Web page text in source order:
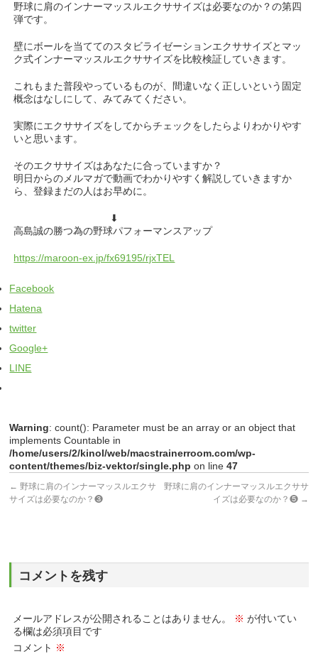
野球に肩のインナーマッスルエクササイズは必要なのか？の第四
弾です。
壁にボールを当ててのスタビライゼーションエクササイズとマッ
ク式インナーマッスルエクササイズを比較検証していきます。
これもまた普段やっているものが、間違いなく正しいという固定
概念はなしにして、みてみてください。
実際にエクササイズをしてからチェックをしたらよりわかりやす
いと思います。
そのエクササイズはあなたに合っていますか？
明日からのメルマガで動画でわかりやすく解説していきますか
ら、登録まだの人はお早めに。
⬇︎
高島誠の勝つ為の野球パフォーマンスアップ
https://maroon-ex.jp/fx69195/rjxTEL
Facebook
Hatena
twitter
Google+
LINE
Warning: count(): Parameter must be an array or an object that
implements Countable in
/home/users/2/kinol/web/macstrainerroom.com/wp-
content/themes/biz-vektor/single.php on line47
← 野球に肩のインナーマッスルエクサ
サイズは必要なのか？❸
野球に肩のインナーマッスルエクササ
イズは必要なのか？❺ →
コメントを残す
メールアドレスが公開されることはありません。 ※ が付いてい
る欄は必須項目です
コメント ※